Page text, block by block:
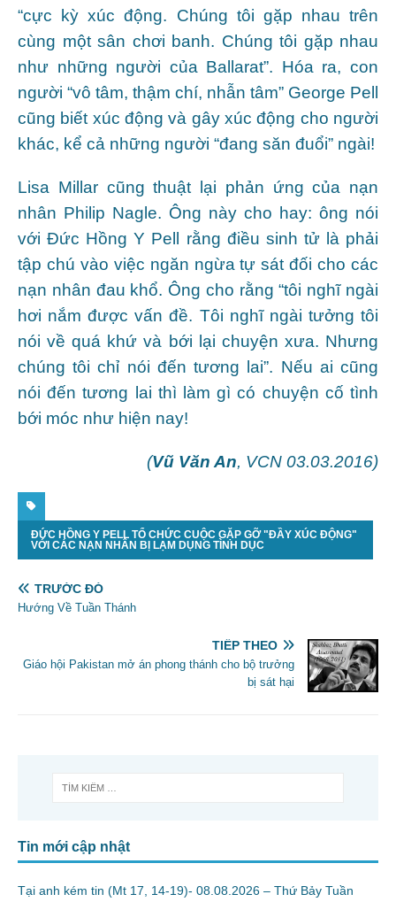
“cực kỳ xúc động. Chúng tôi gặp nhau trên
cùng một sân chơi banh. Chúng tôi gặp nhau
như những người của Ballarat”. Hóa ra, con
người “vô tâm, thậm chí, nhẫn tâm” George Pell
cũng biết xúc động và gây xúc động cho người
khác, kể cả những người “đang săn đuổi” ngài!
Lisa Millar cũng thuật lại phản ứng của nạn
nhân Philip Nagle. Ông này cho hay: ông nói
với Đức Hồng Y Pell rằng điều sinh tử là phải
tập chú vào việc ngăn ngừa tự sát đối cho các
nạn nhân đau khổ. Ông cho rằng “tôi nghĩ ngài
hơi nắm được vấn đề. Tôi nghĩ ngài tưởng tôi
nói về quá khứ và bới lại chuyện xưa. Nhưng
chúng tôi chỉ nói đến tương lai”. Nếu ai cũng
nói đến tương lai thì làm gì có chuyện cố tình
bới móc như hiện nay!
(Vũ Văn An, VCN 03.03.2016)
ĐỨC HỒNG Y PELL TỔ CHỨC CUỘC GẶP GỠ "ĐẦY XÚC ĐỘNG"
VỚI CÁC NẠN NHÂN BỊ LẠM DỤNG TÌNH DỤC
TRƯỚC ĐÓ
Hướng Về Tuần Thánh
TIẾP THEO
Giáo hội Pakistan mở án phong thánh cho bộ trưởng
bị sát hại
Tin mới cập nhật
Tại anh kém tin (Mt 17, 14-19)- 08.08.2026 – Thứ Bảy Tuần